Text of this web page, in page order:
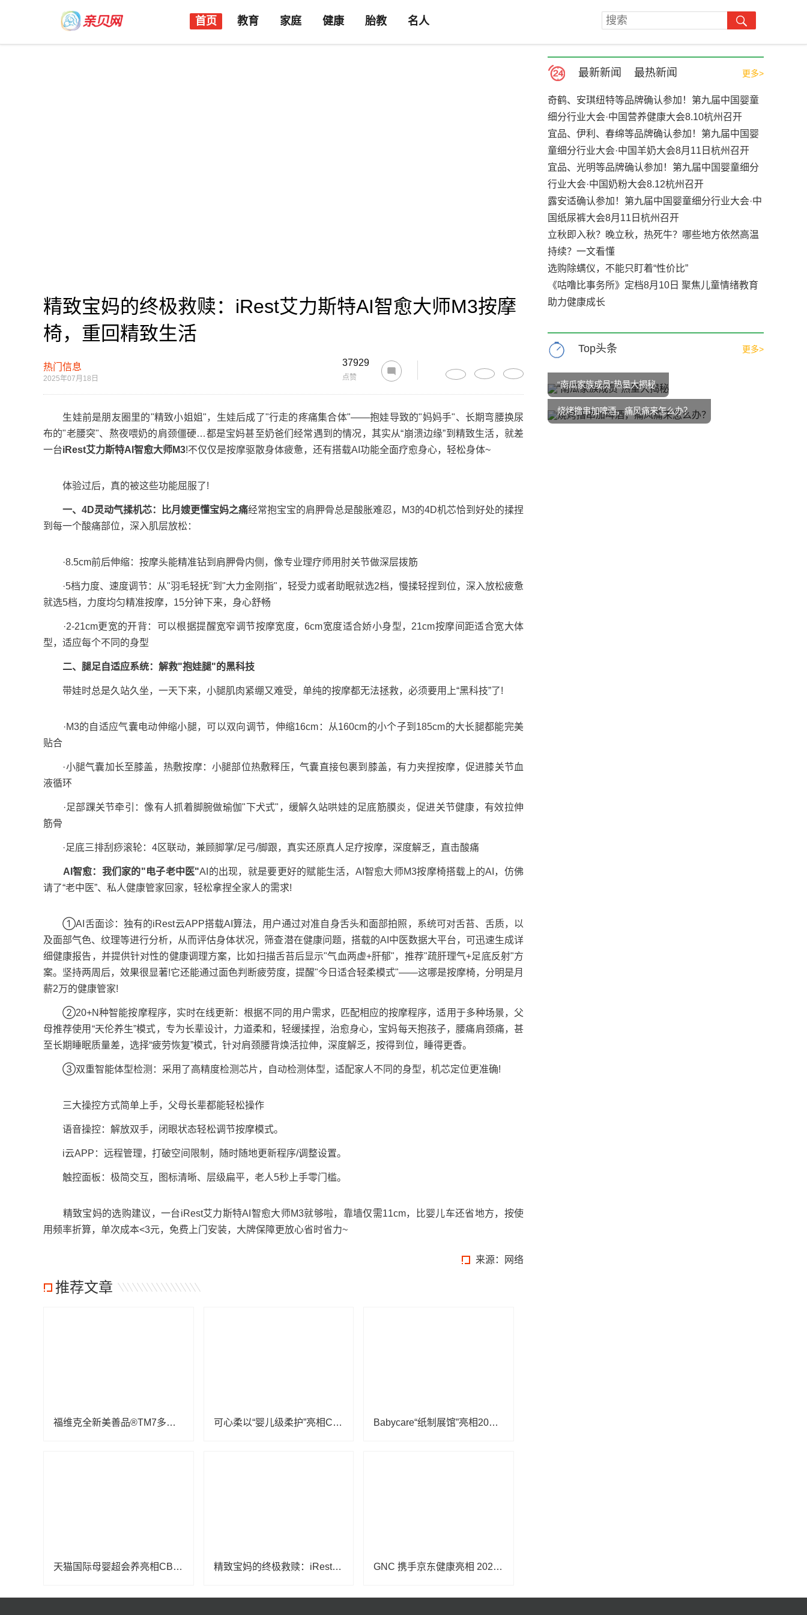
首页 教育 家庭 健康 胎教 名人
精致宝妈的终极救赎：iRest艾力斯特AI智愈大师M3按摩
椅，重回精致生活
热门信息
2025年07月18日
37929
点赞
生娃前是朋友圈里的"精致小姐姐"，生娃后成了"行走的疼痛集合体"——抱娃导致的"妈妈手"、长期弯腰换尿
布的"老腰突"、熬夜喂奶的肩颈僵硬…都是宝妈甚至奶爸们经常遇到的情况，其实从“崩溃边缘”到精致生活，就差
一台iRest艾力斯特AI智愈大师M3!不仅仅是按摩驱散身体疲惫，还有搭载AI功能全面疗愈身心，轻松身体~
体验过后，真的被这些功能屈服了!
一、4D灵动气揉机芯：比月嫂更懂宝妈之痛经常抱宝宝的肩胛骨总是酸胀难忍，M3的4D机芯恰到好处的揉捏
到每一个酸痛部位，深入肌层放松：
·8.5cm前后伸缩：按摩头能精准钻到肩胛骨内侧，像专业理疗师用肘关节做深层拨筋
·5档力度、速度调节：从"羽毛轻抚"到"大力金刚指"，轻受力或者助眠就选2档，慢揉轻捏到位，深入放松疲惫
就选5档，力度均匀精准按摩，15分钟下来，身心舒畅
·2-21cm更宽的开背：可以根据提醒宽窄调节按摩宽度，6cm宽度适合娇小身型，21cm按摩间距适合宽大体
型，适应每个不同的身型
二、腿足自适应系统：解救"抱娃腿"的黑科技
带娃时总是久站久坐，一天下来，小腿肌肉紧绷又难受，单纯的按摩都无法拯救，必须要用上“黑科技”了!
·M3的自适应气囊电动伸缩小腿，可以双向调节，伸缩16cm：从160cm的小个子到185cm的大长腿都能完美
贴合
·小腿气囊加长至膝盖，热敷按摩：小腿部位热敷释压，气囊直接包裹到膝盖，有力夹捏按摩，促进膝关节血
液循环
·足部踝关节牵引：像有人抓着脚腕做瑜伽"下犬式"，缓解久站哄娃的足底筋膜炎，促进关节健康，有效拉伸
筋骨
·足底三排刮痧滚轮：4区联动，兼顾脚掌/足弓/脚跟，真实还原真人足疗按摩，深度解乏，直击酸痛
AI智愈：我们家的"电子老中医"AI的出现，就是要更好的赋能生活，AI智愈大师M3按摩椅搭载上的AI，仿佛
请了“老中医”、私人健康管家回家，轻松拿捏全家人的需求!
①AI舌面诊：独有的iRest云APP搭载AI算法，用户通过对准自身舌头和面部拍照，系统可对舌苔、舌质，以
及面部气色、纹理等进行分析，从而评估身体状况，筛查潜在健康问题，搭载的AI中医数据大平台，可迅速生成详
细健康报告，并提供针对性的健康调理方案，比如扫描舌苔后显示"气血两虚+肝郁"，推荐"疏肝理气+足底反射"方
案。坚持两周后，效果很显著!它还能通过面色判断疲劳度，提醒"今日适合轻柔模式"——这哪是按摩椅，分明是月
薪2万的健康管家!
②20+N种智能按摩程序，实时在线更新：根据不同的用户需求，匹配相应的按摩程序，适用于多种场景，父
母推荐使用“天伦养生”模式，专为长辈设计，力道柔和，轻缓揉捏，治愈身心，宝妈每天抱孩子，腰痛肩颈痛，甚
至长期睡眠质量差，选择“疲劳恢复”模式，针对肩颈腰背焕活拉伸，深度解乏，按得到位，睡得更香。
③双重智能体型检测：采用了高精度检测芯片，自动检测体型，适配家人不同的身型，机芯定位更准确!
三大操控方式简单上手，父母长辈都能轻松操作
语音操控：解放双手，闭眼状态轻松调节按摩模式。
i云APP：远程管理，打破空间限制，随时随地更新程序/调整设置。
触控面板：极简交互，图标清晰、层级扁平，老人5秒上手零门槛。
精致宝妈的选购建议，一台iRest艾力斯特AI智愈大师M3就够啦，靠墙仅需11cm，比婴儿车还省地方，按使
用频率折算，单次成本<3元，免费上门安装，大牌保障更放心省时省力~
来源：网络
推荐文章
福维克全新美善品®TM7多功能智能料理机亮相2025 CBME国际孕婴童展 可心柔以“婴儿级柔护”亮相CBME展，覆盖全场景，引领行业新风尚 Babycare“纸制展馆”亮相2025 CBME，多维度诠释品牌理念
天猫国际母婴超会养亮相CBME国际孕婴童展，引领分龄营养新时代，共筑全龄童喂养新未来 精致宝妈的终极救赎：iRest艾力斯特AI智愈大师M3按摩椅，重回精致生活 GNC 携手京东健康亮相 2025 CBME，共筑儿童精准营养生态
最新新闻 最热新闻 更多>
奇鹤、安琪纽特等品牌确认参加！第九届中国婴童
细分行业大会·中国营养健康大会8.10杭州召开
宜品、伊利、春绵等品牌确认参加！第九届中国婴
童细分行业大会·中国羊奶大会8月11日杭州召开
宜品、光明等品牌确认参加！第九届中国婴童细分
行业大会·中国奶粉大会8.12杭州召开
露安适确认参加！第九届中国婴童细分行业大会·中
国纸尿裤大会8月11日杭州召开
立秋即入秋？晚立秋，热死牛？哪些地方依然高温
持续？一文看懂
选购除螨仪，不能只盯着“性价比”
《咕噜比事务所》定档8月10日 聚焦儿童情绪教育
助力健康成长
Top头条 更多>
“南瓜家族成员”热量大揭秘
烧烤撸串加啤酒，痛风痛来怎么办？